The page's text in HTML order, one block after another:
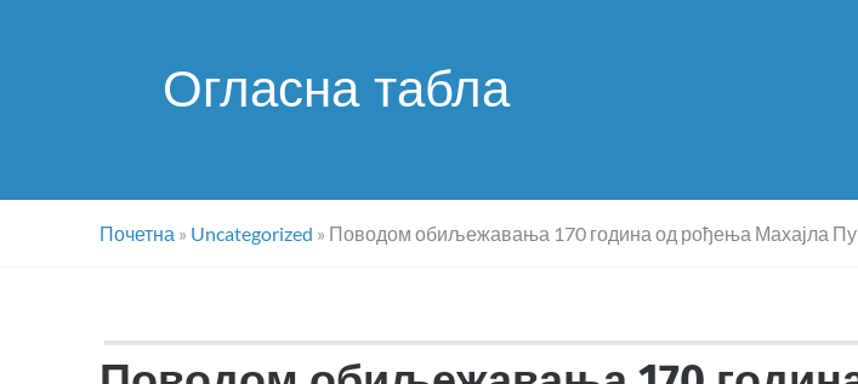
Огласна табла
Почетна » Uncategorized » Поводом обиљежавања 170 година од рођења Махајла